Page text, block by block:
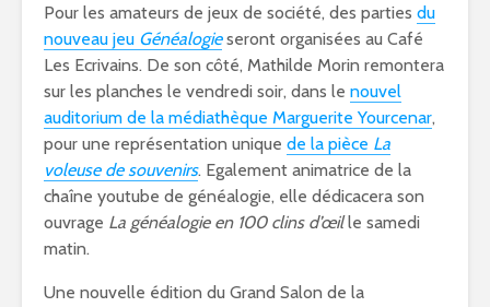
Pour les amateurs de jeux de société, des parties du
nouveau jeu Généalogieseront organisées au Café
Les Ecrivains. De son côté, Mathilde Morin remontera
sur les planches le vendredi soir, dans le nouvel
auditorium de la médiathèque Marguerite Yourcenar,
pour une représentation unique de la pièce La
voleuse de souvenirs. Egalement animatrice de la
chaîne youtube de généalogie, elle dédicacera son
ouvrage La généalogie en 100 clins d’œille samedi
matin.
Une nouvelle édition du Grand Salon de la